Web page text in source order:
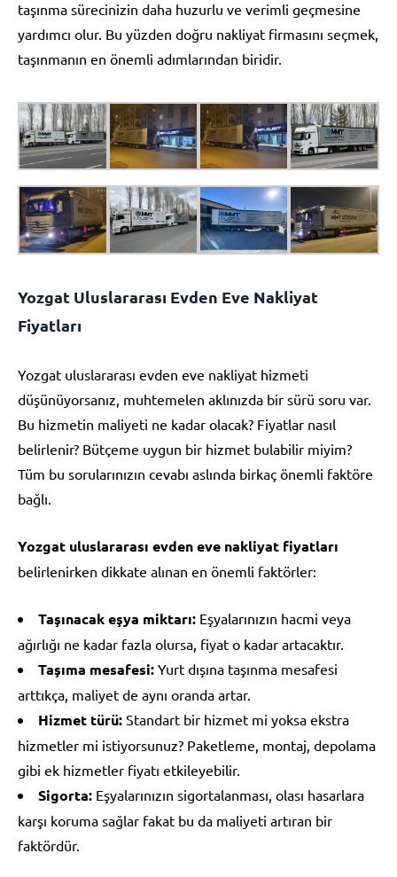
taşınma sürecinizin daha huzurlu ve verimli geçmesine
yardımcı olur. Bu yüzden doğru nakliyat firmasını seçmek,
taşınmanın en önemli adımlarından biridir.
Yozgat Uluslararası Evden Eve Nakliyat
Fiyatları
Yozgat uluslararası evden eve nakliyat hizmeti
düşünüyorsanız, muhtemelen aklınızda bir sürü soru var.
Bu hizmetin maliyeti ne kadar olacak? Fiyatlar nasıl
belirlenir? Bütçeme uygun bir hizmet bulabilir miyim?
Tüm bu sorularınızın cevabı aslında birkaç önemli faktöre
bağlı.
Yozgat uluslararası evden eve nakliyat fiyatları
belirlenirken dikkate alınan en önemli faktörler:
Taşınacak eşya miktarı: Eşyalarınızın hacmi veya
ağırlığı ne kadar fazla olursa, fiyat o kadar artacaktır.
Taşıma mesafesi: Yurt dışına taşınma mesafesi
arttıkça, maliyet de aynı oranda artar.
Hizmet türü: Standart bir hizmet mi yoksa ekstra
hizmetler mi istiyorsunuz? Paketleme, montaj, depolama
gibi ek hizmetler fiyatı etkileyebilir.
Sigorta: Eşyalarınızın sigortalanması, olası hasarlara
karşı koruma sağlar fakat bu da maliyeti artıran bir
faktördür.